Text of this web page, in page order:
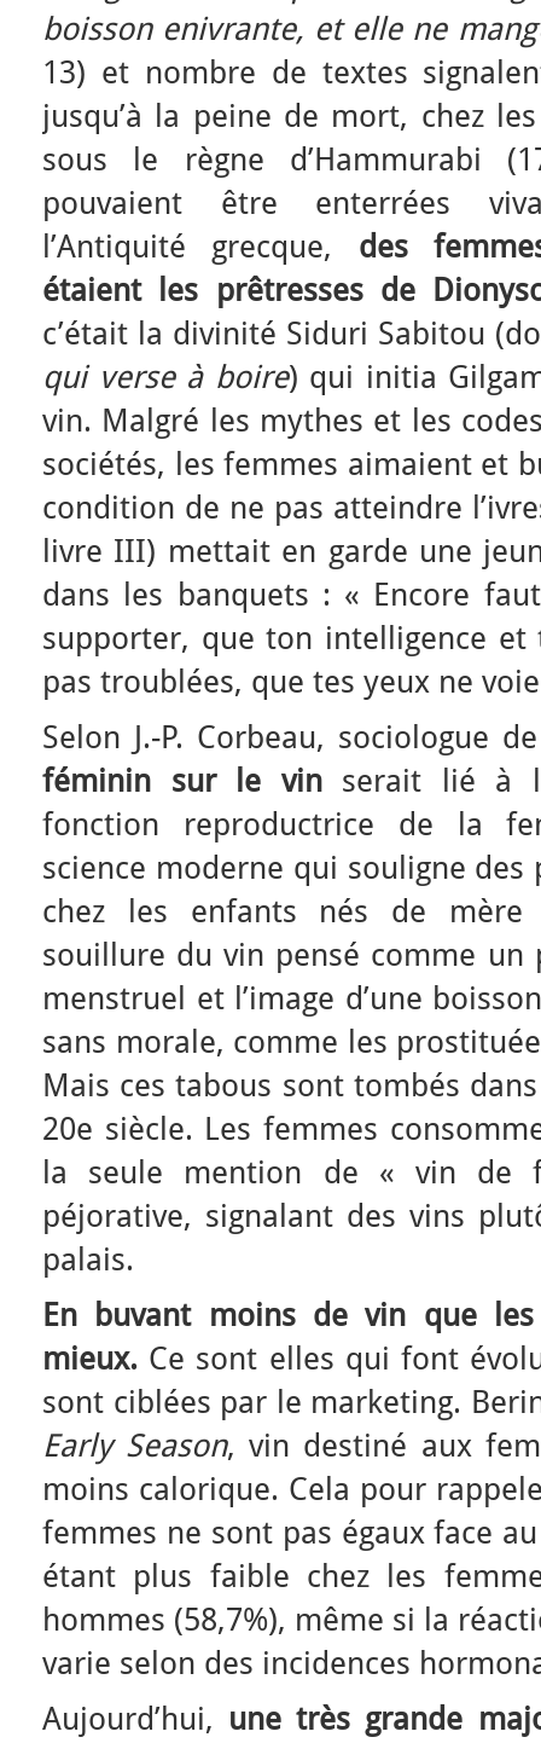
boisson enivrante, et elle ne
13) et nombre de textes
jusqu’à la peine de mort, chez
sous le règne d’Hammurabi
pouvaient être enterrées
l’Antiquité grecque, des
étaient les prêtresses de
c’était la divinité Siduri Sabitou
qui verse à boire) qui initia
vin. Malgré les mythes et les
sociétés, les femmes aimaient et
condition de ne pas atteindre
livre III) mettait en garde une
dans les banquets : « Encore
supporter, que ton intelligence et
pas troublées, que tes yeux ne
Selon J.-P. Corbeau, sociologue
féminin sur le vinserait lié à
fonction reproductrice de la
science moderne qui souligne des
chez les enfants nés de mère
souillure du vin pensé comme
menstruel et l’image d’une
sans morale, comme les
Mais ces tabous sont tombés
20e siècle. Les femmes
la seule mention de « vin de
péjorative, signalant des vins
palais.
En buvant moins de vin que
mieux. Ce sont elles qui font
sont ciblées par le marketing.
Early Season, vin destiné aux
moins calorique. Cela pour
femmes ne sont pas égaux face
étant plus faible chez les
hommes (58,7%), même si la
varie selon des incidences
Aujourd’hui, une très grande